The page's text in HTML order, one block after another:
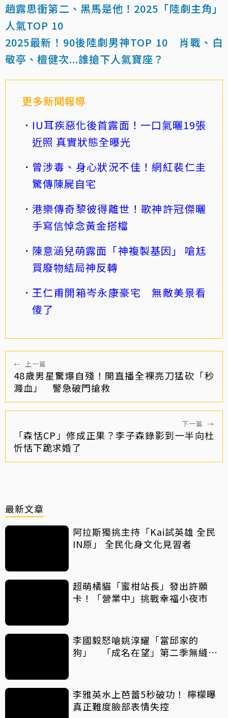
趙露思衝第二、黑馬是他！2025「陸劇主角」
人氣TOP 10
2025最新！90後陸劇男神TOP 10 肖戰、白
敬亭、檀健次...誰搶下人氣寶座？
更多新聞報導
IU耳疾惡化後首露面！一口氣曬19張
近照 真實狀態全曝光
曾涉毒、身心狀況不佳！網紅裴仁圭
驚傳陳屍自宅
港樂傳奇黎彼得離世！歌神許冠傑曬
手寫信悼念黃金搭檔
陳意涵兒萌露面「神複製基因」 嗆尪
買廢物結局神反轉
王仁甫開箱岑永康豪宅 無敵美景看
傻了
← 上一篇
48歲男星驚爆自殘！開直播全裸亮刀猛砍「秒
濺血」 警急破門搶救
下一篇 →
「森恬CP」修成正果？李子森錄影到一半向杜
忻恬下跪求婚了
最新文章
阿拉斯獨挑主持「Kai試英雄 全民
IN原」 全民化身文化見習者
超萌橘貓「蜜柑站長」發出許願
卡！「營業中」挑戰幸福小夜市
李國毅怒嗆姚淳耀「當邱家的
狗」 「成名在望」第二季無縫開
李雅英水上芭蕾5秒破功！ 檸檬曝
真正難度臉部表情失控